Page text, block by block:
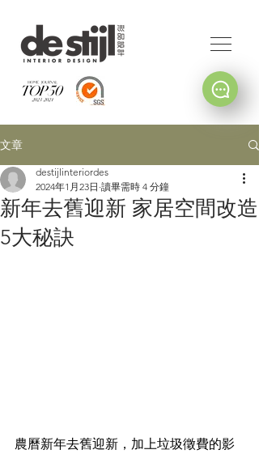
文章
新年去舊迎新 家居空間改造
5大秘訣
destijlinteriordes
2024年1月23日 讀畢需時 4 分鐘
農曆新年去舊迎新，加上垃圾徵費的影